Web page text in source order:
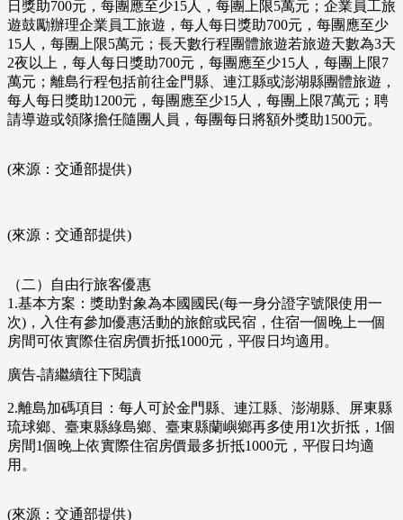
日獎助700元，每團應至少15人，每團上限5萬元；企業員工旅
遊鼓勵辦理企業員工旅遊，每人每日獎助700元，每團應至少
15人，每團上限5萬元；長天數行程團體旅遊若旅遊天數為3天
2夜以上，每人每日獎助700元，每團應至少15人，每團上限7
萬元；離島行程包括前往金門縣、連江縣或澎湖縣團體旅遊，
每人每日獎助1200元，每團應至少15人，每團上限7萬元；聘
請導遊或領隊擔任隨團人員，每團每日將額外獎助1500元。
(來源：交通部提供)
(來源：交通部提供)
（二）自由行旅客優惠
1.基本方案：獎助對象為本國國民(每一身分證字號限使用一
次)，入住有參加優惠活動的旅館或民宿，住宿一個晚上一個
房間可依實際住宿房價折抵1000元，平假日均適用。
廣告-請繼續往下閱讀
2.離島加碼項目：每人可於金門縣、連江縣、澎湖縣、屏東縣
琉球鄉、臺東縣綠島鄉、臺東縣蘭嶼鄉再多使用1次折抵，1個
房間1個晚上依實際住宿房價最多折抵1000元，平假日均適
用。
(來源：交通部提供)